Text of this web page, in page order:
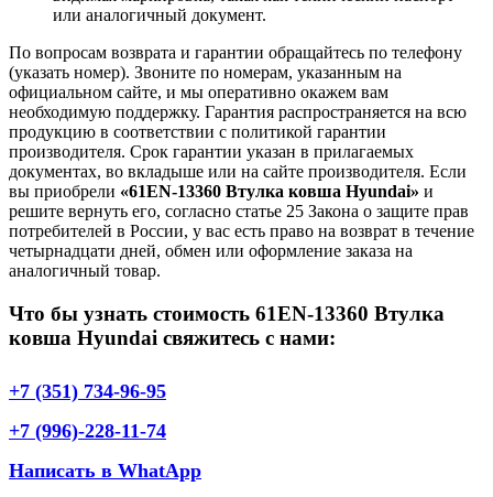
или аналогичный документ.
По вопросам возврата и гарантии обращайтесь по телефону
(указать номер). Звоните по номерам, указанным на
официальном сайте, и мы оперативно окажем вам
необходимую поддержку. Гарантия распространяется на всю
продукцию в соответствии с политикой гарантии
производителя. Срок гарантии указан в прилагаемых
документах, во вкладыше или на сайте производителя. Если
вы приобрели «61EN-13360 Втулка ковша Hyundai» и
решите вернуть его, согласно статье 25 Закона о защите прав
потребителей в России, у вас есть право на возврат в течение
четырнадцати дней, обмен или оформление заказа на
аналогичный товар.
Что бы узнать стоимость 61EN-13360 Втулка
ковша Hyundai свяжитесь с нами:
+7 (351) 734-96-95
+7 (996)-228-11-74
Написать в WhatApp